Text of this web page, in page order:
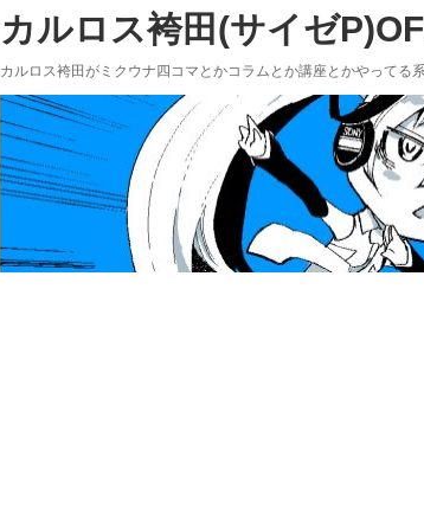
カルロス袴田(サイゼ
カルロス袴田がミクウナ四コマとかコラムとか講座とかやってる